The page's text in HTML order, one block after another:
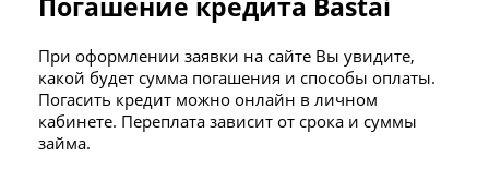
При оформлении заявки на сайте Вы увидите,
какой будет сумма погашения и способы оплаты.
Погасить кредит можно онлайн в личном
кабинете. Переплата зависит от срока и суммы
займа.